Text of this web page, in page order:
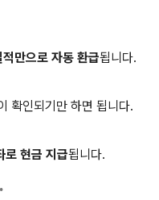
만으로 자동 환급됩니다.
확인되기만 하면 됩니다.
현금 지급됩니다.